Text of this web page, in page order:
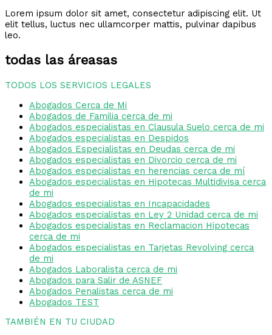
Lorem ipsum dolor sit amet, consectetur adipiscing elit. Ut
elit tellus, luctus nec ullamcorper mattis, pulvinar dapibus
leo.
todas las áreasas
TODOS LOS SERVICIOS LEGALES
Abogados Cerca de Mi
Abogados de Familia cerca de mi
Abogados especialistas en Clausula Suelo cerca de mi
Abogados especialistas en Despidos
Abogados Especialistas en Deudas cerca de mi
Abogados especialistas en Divorcio cerca de mi
Abogados especialistas en herencias cerca de mí
Abogados especialistas en Hipotecas Multidivisa cerca
de mi
Abogados especialistas en Incapacidades
Abogados especialistas en Ley 2 Unidad cerca de mi
Abogados especialistas en Reclamacion Hipotecas
cerca de mi
Abogados especialistas en Tarjetas Revolving cerca
de mi
Abogados Laboralista cerca de mi
Abogados para Salir de ASNEF
Abogados Penalistas cerca de mi
Abogados TEST
TAMBIÉN EN TU CIUDAD